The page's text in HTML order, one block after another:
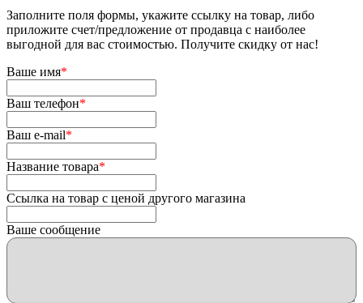
Заполните поля формы, укажите ссылку на товар, либо
приложите счет/предложение от продавца с наиболее
выгодной для вас стоимостью. Получите скидку от нас!
Ваше имя*
Ваш телефон*
Ваш e-mail*
Название товара*
Ссылка на товар с ценой другого магазина
Ваше сообщение